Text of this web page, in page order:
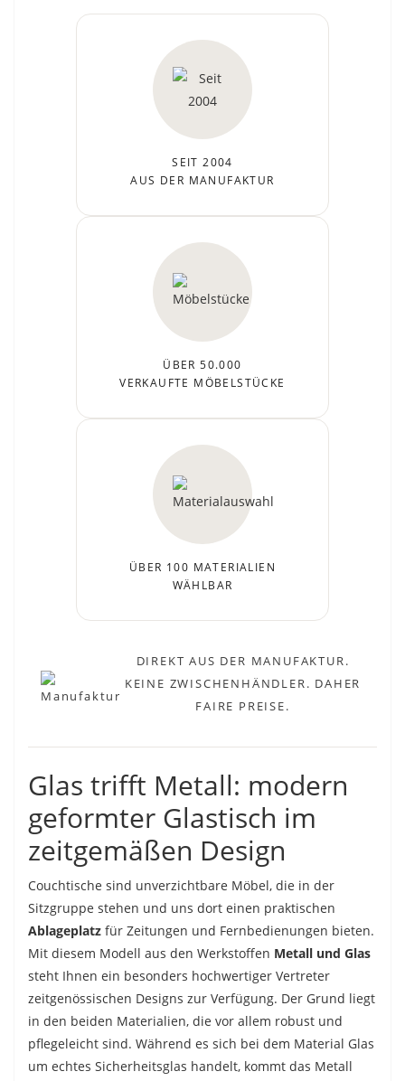
SEIT 2004
AUS DER MANUFAKTUR
ÜBER 50.000
VERKAUFTE MÖBELSTÜCKE
ÜBER 100 MATERIALIEN
WÄHLBAR
DIREKT AUS DER MANUFAKTUR.
KEINE ZWISCHENHÄNDLER. DAHER
FAIRE PREISE.
Glas trifft Metall: modern
geformter Glastisch im
zeitgemäßen Design
Couchtische sind unverzichtbare Möbel, die in der
Sitzgruppe stehen und uns dort einen praktischen
Ablageplatz für Zeitungen und Fernbedienungen bieten.
Mit diesem Modell aus den Werkstoffen Metall und Glas
steht Ihnen ein besonders hochwertiger Vertreter
zeitgenössischen Designs zur Verfügung. Der Grund liegt
in den beiden Materialien, die vor allem robust und
pflegeleicht sind. Während es sich bei dem Material Glas
um echtes Sicherheitsglas handelt, kommt das Metall